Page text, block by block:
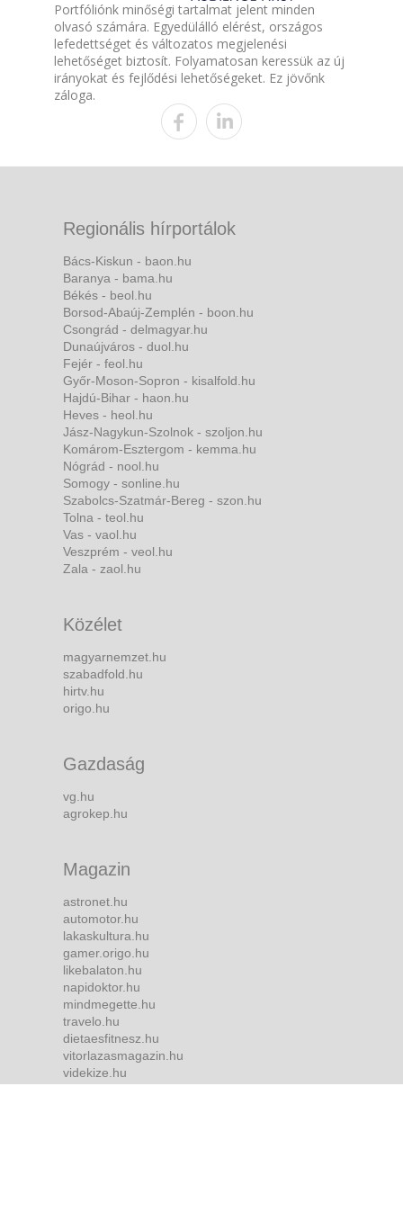
Portfóliónk minőségi tartalmat jelent minden
olvasó számára. Egyedülálló elérést, országos
lefedettséget és változatos megjelenési
lehetőséget biztosít. Folyamatosan keressük az új
irányokat és fejlődési lehetőségeket. Ez jövőnk
záloga.
Regionális hírportálok
Bács-Kiskun - baon.hu
Baranya - bama.hu
Békés - beol.hu
Borsod-Abaúj-Zemplén - boon.hu
Csongrád - delmagyar.hu
Dunaújváros - duol.hu
Fejér - feol.hu
Győr-Moson-Sopron - kisalfold.hu
Hajdú-Bihar - haon.hu
Heves - heol.hu
Jász-Nagykun-Szolnok - szoljon.hu
Komárom-Esztergom - kemma.hu
Nógrád - nool.hu
Somogy - sonline.hu
Szabolcs-Szatmár-Bereg - szon.hu
Tolna - teol.hu
Vas - vaol.hu
Veszprém - veol.hu
Zala - zaol.hu
Közélet
magyarnemzet.hu
szabadfold.hu
hirtv.hu
origo.hu
Gazdaság
vg.hu
agrokep.hu
Magazin
astronet.hu
automotor.hu
lakaskultura.hu
gamer.origo.hu
likebalaton.hu
napidoktor.hu
mindmegette.hu
travelo.hu
dietaesfitnesz.hu
vitorlazasmagazin.hu
videkize.hu